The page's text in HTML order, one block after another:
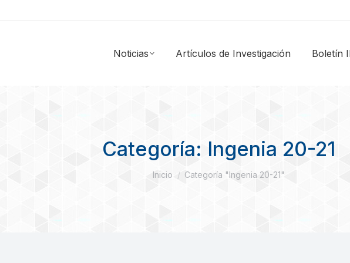
Noticias Artículos de Investigación Boletín
Categoría: Ingenia 20-21
Estás aquí:
Inicio Categoría "Ingenia 20-21"